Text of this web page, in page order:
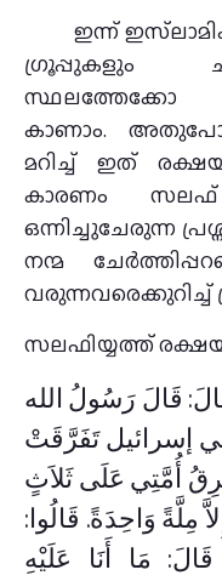
ഇന്ന്
ഗ്രൂപ്പുകളും
സ്ഥലത്തേക്കോ
കാണാം.
മറിച്ച് ഇത്
കാരണം സലഫ്
ഒന്നിച്ചുചേരുന്ന
നന്മ
വരുന്നവരെക്കുറിച്ച്
സലഫിയ്യത്ത്
قَالَ رَسُولُ الله
إسرائيل تَفَرَّقَتْ
أُمَّتِي عَلَى ثَلاَثٍ
مِلَّةً وَاحِدَةً. قَالُوا:
مَا أَنَا عَلَيْهِ